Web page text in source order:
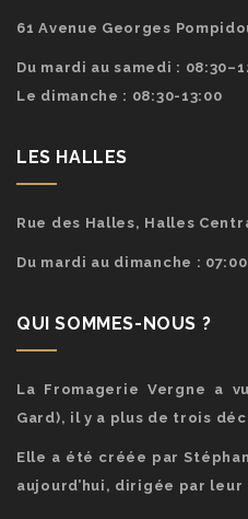
61 Avenue Georges
Du mardi au samedi :
Le dimanche : 08:30-13:00
LES HALLES
Rue des Halles, Halles
Du mardi au dimanche :
QUI SOMMES-NOUS ?
La Fromagerie Vergne a
Gard), il y a plus de trois
Elle a été créée par
aujourd’hui, dirigée par